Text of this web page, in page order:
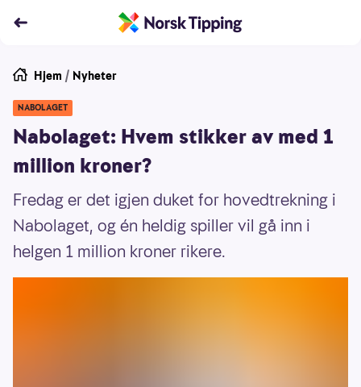
Hjem / Nyheter
NABOLAGET
Nabolaget: Hvem stikker av med 1
million kroner?
Fredag er det igjen duket for hovedtrekning i
Nabolaget, og én heldig spiller vil gå inn i
helgen 1 million kroner rikere.